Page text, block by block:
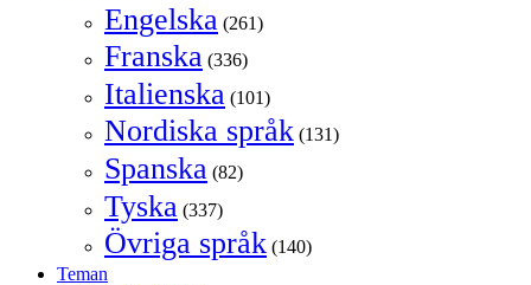
Engelska (261)
Franska (336)
Italienska (101)
Nordiska språk (131)
Spanska (82)
Tyska (337)
Övriga språk (140)
Teman